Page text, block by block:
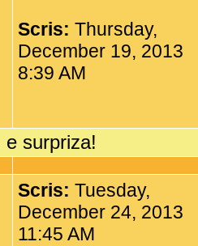
Scris:Thursday,
December 19, 2013
8:39 AM
surpriza!
Scris:Tuesday,
December 24, 2013
11:45 AM